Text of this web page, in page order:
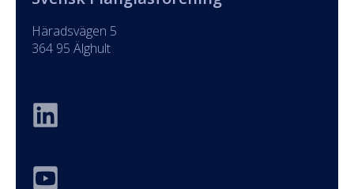
Häradsvägen 5
364 95 Älghult